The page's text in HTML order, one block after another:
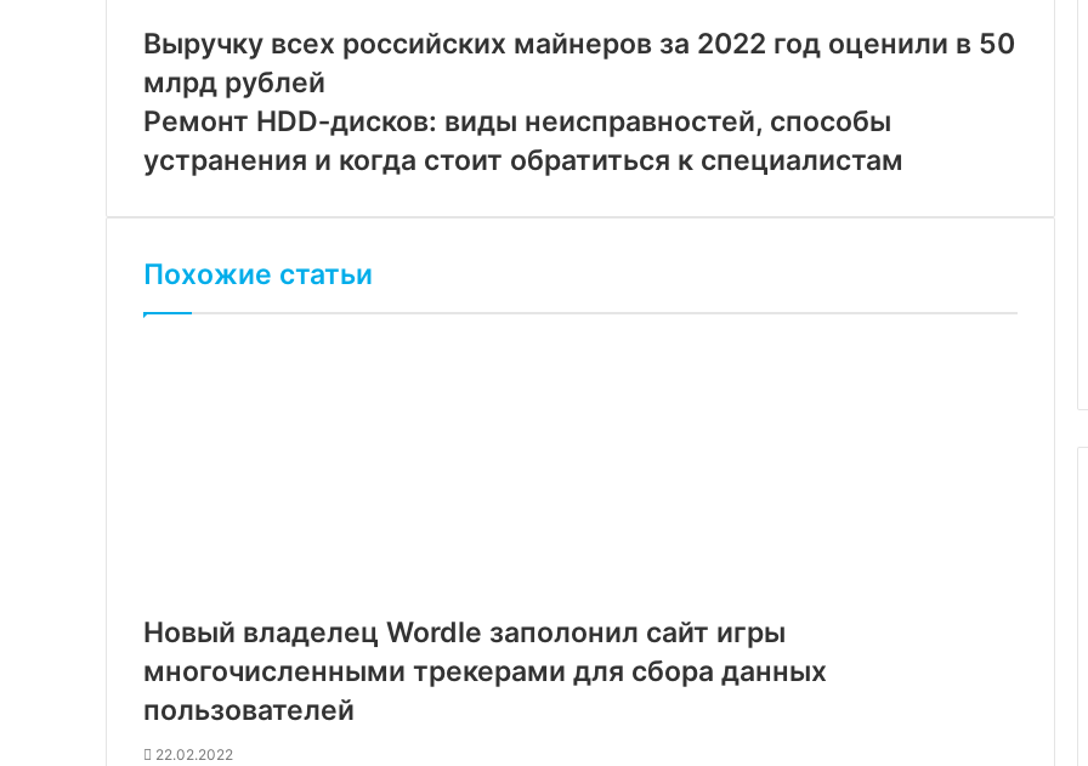
Выручку всех российских майнеров за 2022 год оценили в 50
млрд рублей
Ремонт HDD‑дисков: виды неисправностей, способы
устранения и когда стоит обратиться к специалистам
Похожие статьи
Новый владелец Wordle заполонил сайт игры
многочисленными трекерами для сбора данных
пользователей
22.02.2022